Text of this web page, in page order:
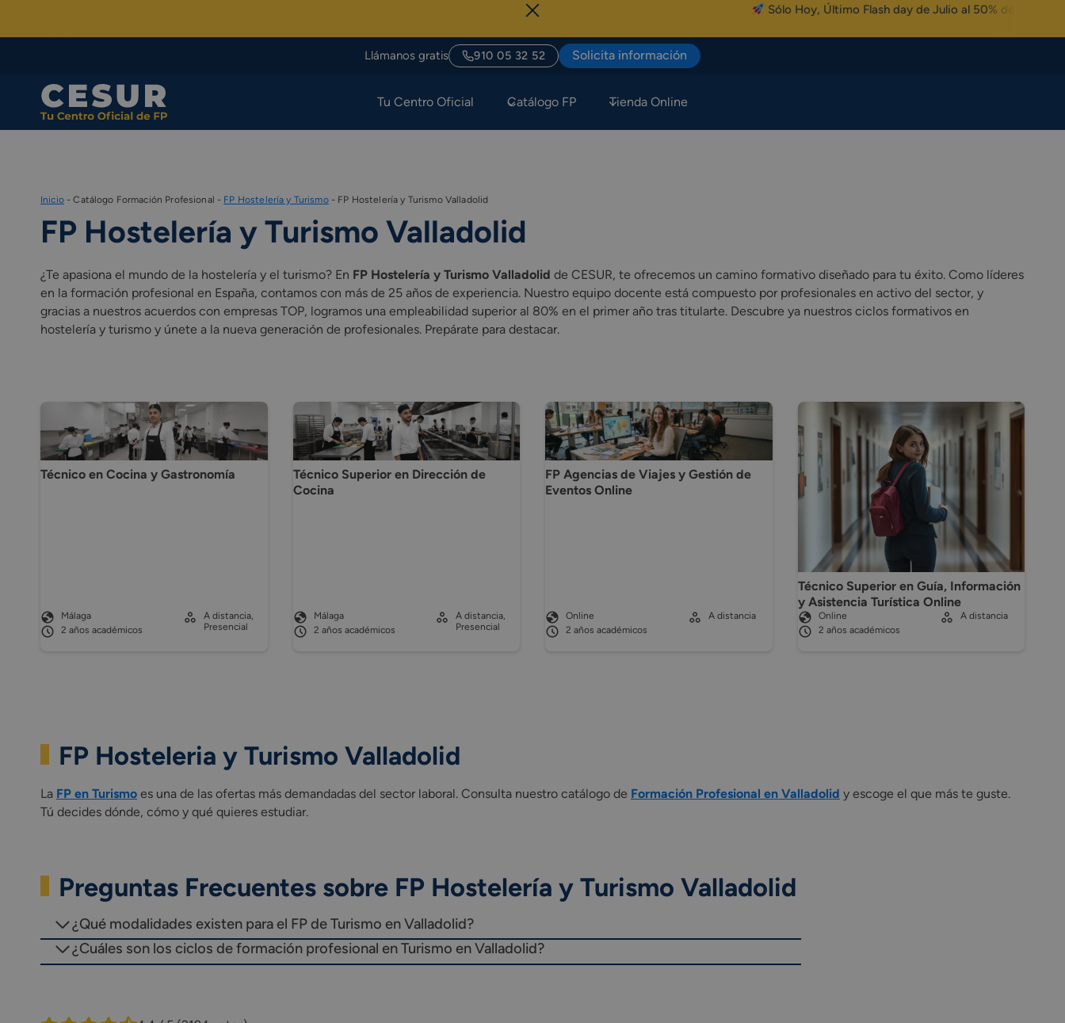
Sólo Hoy, Último Flash day de Julio al 50% de Descuento
Llámanos gratis 910 05 32 52 Solicita información
Tu Centro Oficial Catálogo FP Tienda Online
Inicio-Catálogo Formación Profesional - FP Hostelería y Turismo- FP Hostelería y Turismo Valladolid
FP Hostelería y Turismo Valladolid
¿Te apasiona el mundo de la hostelería y el turismo? En FP Hostelería y Turismo Valladolid de CESUR, te ofrecemos un camino formativo diseñado para tu éxito. Como líderes
en la formación profesional en España, contamos con más de 25 años de experiencia. Nuestro equipo docente está compuesto por profesionales en activo del sector, y
gracias a nuestros acuerdos con empresas TOP, logramos una empleabilidad superior al 80% en el primer año tras titularte. Descubre ya nuestros ciclos formativos en
hostelería y turismo y únete a la nueva generación de profesionales. Prepárate para destacar.
Técnico en Cocina y Gastronomía
Málaga
2 años académicos
A distancia,
Presencial
Técnico Superior en Dirección de
Cocina
Málaga
2 años académicos
A distancia,
Presencial
FP Agencias de Viajes y Gestión de
Eventos Online
Online
2 años académicos
A distancia
Técnico Superior en Guía, Información
y Asistencia Turística Online
Online
2 años académicos
A distancia
FP Hosteleria y Turismo Valladolid
La FP en Turismo es una de las ofertas más demandadas del sector laboral. Consulta nuestro catálogo de Formación Profesional en Valladolid y escoge el que más te guste.
Tú decides dónde, cómo y qué quieres estudiar.
Preguntas Frecuentes sobre FP Hostelería y Turismo Valladolid
¿Qué modalidades existen para el FP de Turismo en Valladolid?
¿Cuáles son los ciclos de formación profesional en Turismo en Valladolid?